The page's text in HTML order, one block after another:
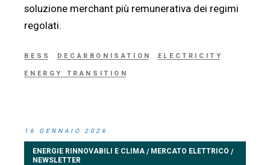
soluzione merchant più remunerativa dei regimi
regolati.
BESS DECARBONISATION ELECTRICITY
ENERGY TRANSITION
16 GENNAIO 2026
ENERGIE RINNOVABILI E CLIMA / MERCATO ELETTRICO /
NEWSLETTER